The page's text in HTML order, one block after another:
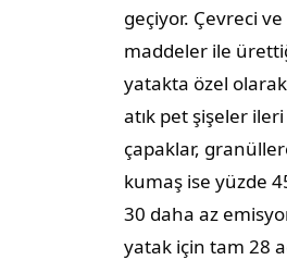
geçiyor. Çevreci
maddeler ile
yatakta özel
atık pet şişeler
çapaklar,
kumaş ise yüzde
30 daha az
yatak için tam 28